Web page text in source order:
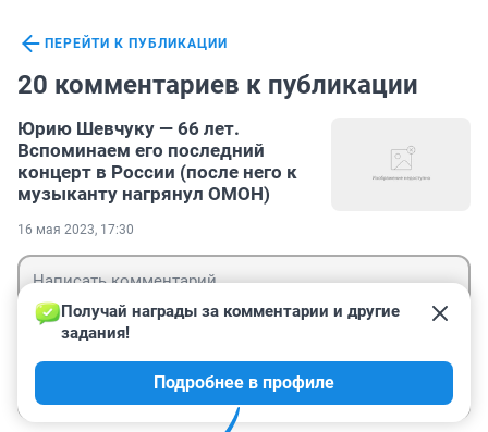
ПЕРЕЙТИ К ПУБЛИКАЦИИ
20 комментариев к публикации
Юрию Шевчуку — 66 лет.
Вспоминаем его последний
концерт в России (после него к
музыканту нагрянул ОМОН)
16 мая 2023, 17:30
Получай награды за комментарии и другие
задания!
Подробнее в профиле